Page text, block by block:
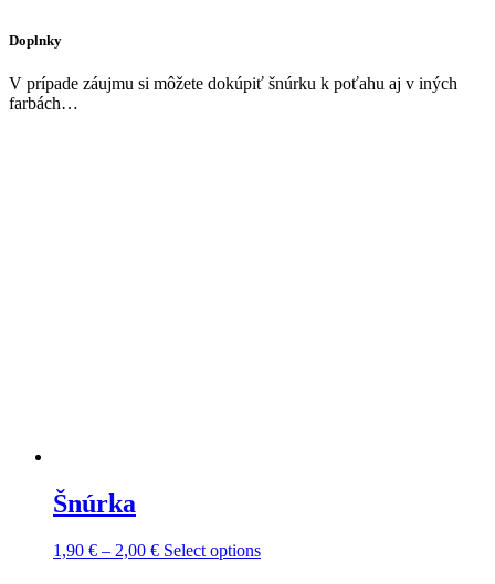
Doplnky
V prípade záujmu si môžete dokúpiť šnúrku k poťahu aj v iných
farbách…
Šnúrka
1,90 € – 2,00 €Price
Select optionsThis